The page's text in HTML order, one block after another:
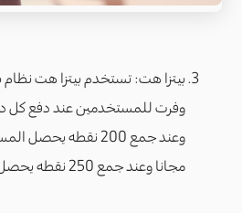
بيتزا هت: تستخدم بيتزا هت نظام
وفرت للمستخدمين عند دفع كل
وعند جمع 200 نقطه
مجانا وعند جمع 250 نقطه يحصل علي بيتزا كبيرة مجانا.